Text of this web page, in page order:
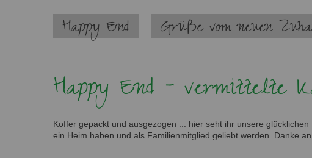
Navigation
überspringen
Happy End Grüße vom neuen
Happy End - vermittelte
Koffer gepackt und ausgezogen ... hier seht ihr unsere
ein Heim haben und als Familienmitglied geliebt werden. Danke